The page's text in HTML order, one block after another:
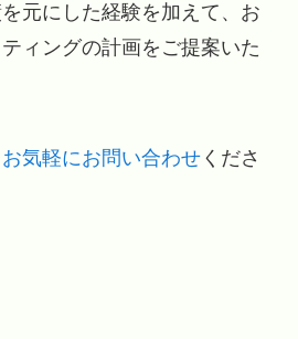
元にした経験を加えて、お
ィングの計画をご提案いた
気軽にお問い合わせくださ